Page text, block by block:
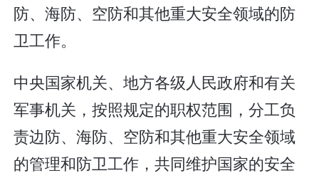
防、海防、空防和其他重大安全领域的防
卫工作。
中央国家机关、地方各级人民政府和有关
军事机关，按照规定的职权范围，分工负
责边防、海防、空防和其他重大安全领域
的管理和防卫工作，共同维护国家的安全